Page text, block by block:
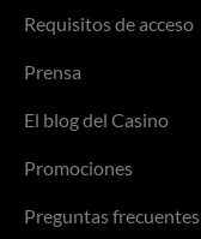
Requisitos de acceso
Prensa
El blog del Casino
Promociones
Preguntas frecuentes